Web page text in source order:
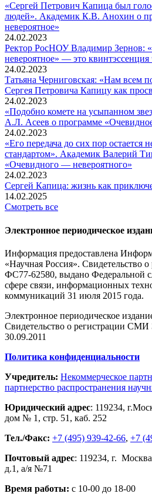
«Сергей Петрович Капица был
людей». Академик К.В. Анохин о
невероятное»
24.02.2023
Ректор РосНОУ Владимир Зернов:
невероятное» — это квинтэссенция
24.02.2023
Татьяна Черниговская: «Нам всем
Сергея Петровича Капицу как
24.02.2023
«Подобно комете на усыпанном
А.Л. Асеев о программе
24.02.2023
«Его передача до сих пор остается
стандартом». Академик Валерий
«Очевидного — невероятного»
24.02.2023
Сергей Капица: жизнь как
14.02.2025
Смотреть все
Электронное периодическое
Информация предоставлена
«Научная Россия».
ФС77-62580, выдано Федеральной
сфере связи, информационных
коммуникаций 31 июля 2015 года.
Электронное периодическое
Свидетельство о регистрации
30.09.2011
Политика конфиденциальности
Учредитель: Некоммерческое
партнерство распространения
Юридический адрес: 119234, г.
дом № 1, стр. 51 , каб. 252
Тел./Факс: +7 (495) 939-42-66, +7
Почтовый адрес: 119234, г. Москва
д.1 , а/я №71
Время работы: с 10-00 до 18-00